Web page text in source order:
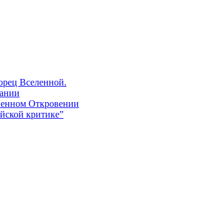
Вселенной.
Откровении
критике”